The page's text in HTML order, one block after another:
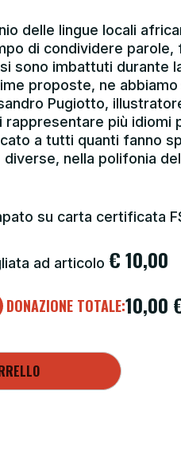
delle lingue locali
di condividere parole,
sono imbattuti durante
proposte, ne abbiamo
Pugiotto,
più idiomi
a tutti quanti fanno
nella polifonia
su carta certificata
ad articolo €10,00
DONAZIONE TOTALE:10,00